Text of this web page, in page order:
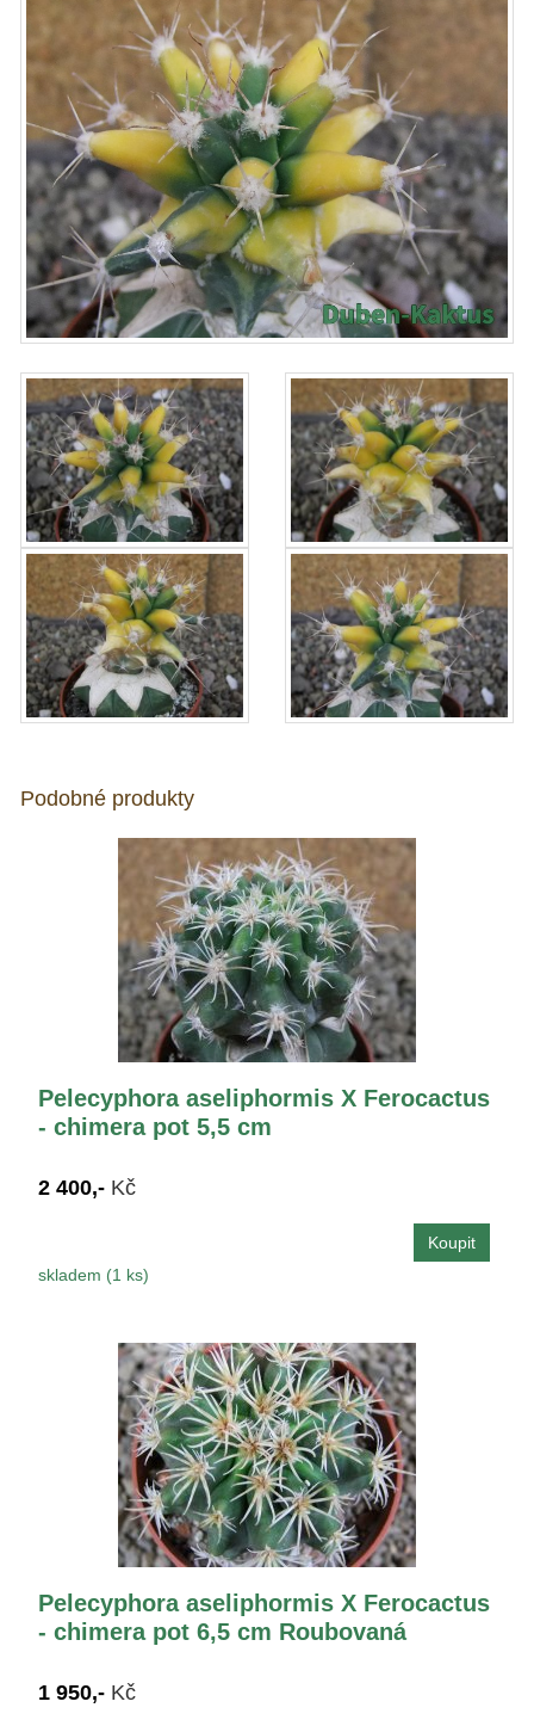
Podobné produkty
Pelecyphora aseliphormis X Ferocactus
- chimera pot 5,5 cm
2 400,- Kč
skladem (1 ks)
Pelecyphora aseliphormis X Ferocactus
- chimera pot 6,5 cm Roubovaná
1 950,- Kč